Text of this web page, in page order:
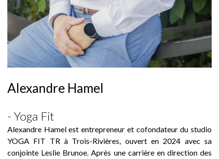
Alexandre Hamel
- Yoga Fit
Alexandre Hamel est entrepreneur et cofondateur du studio
YOGA FIT TR à Trois-Rivières, ouvert en 2024 avec sa
conjointe Leslie Brunoe. Après une carrière en direction des